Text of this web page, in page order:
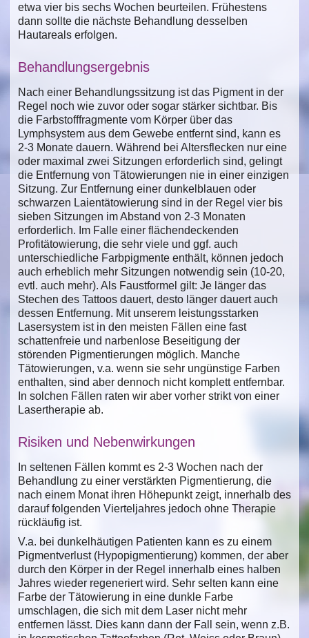
etwa vier bis sechs Wochen beurteilen. Frühestens
dann sollte die nächste Behandlung desselben
Hautareals erfolgen.
Behandlungsergebnis
Nach einer Behandlungssitzung ist das Pigment in der
Regel noch wie zuvor oder sogar stärker sichtbar. Bis
die Farbstofffragmente vom Körper über das
Lymphsystem aus dem Gewebe entfernt sind, kann es
2-3 Monate dauern. Während bei Altersflecken nur eine
oder maximal zwei Sitzungen erforderlich sind, gelingt
die Entfernung von Tätowierungen nie in einer einzigen
Sitzung. Zur Entfernung einer dunkelblauen oder
schwarzen Laientätowierung sind in der Regel vier bis
sieben Sitzungen im Abstand von 2-3 Monaten
erforderlich. Im Falle einer flächendeckenden
Profitätowierung, die sehr viele und ggf. auch
unterschiedliche Farbpigmente enthält, können jedoch
auch erheblich mehr Sitzungen notwendig sein (10-20,
evtl. auch mehr). Als Faustformel gilt: Je länger das
Stechen des Tattoos dauert, desto länger dauert auch
dessen Entfernung. Mit unserem leistungsstarken
Lasersystem ist in den meisten Fällen eine fast
schattenfreie und narbenlose Beseitigung der
störenden Pigmentierungen möglich. Manche
Tätowierungen, v.a. wenn sie sehr ungünstige Farben
enthalten, sind aber dennoch nicht komplett entfernbar.
In solchen Fällen raten wir aber vorher strikt von einer
Lasertherapie ab.
Risiken und Nebenwirkungen
In seltenen Fällen kommt es 2-3 Wochen nach der
Behandlung zu einer verstärkten Pigmentierung, die
nach einem Monat ihren Höhepunkt zeigt, innerhalb des
darauf folgenden Vierteljahres jedoch ohne Therapie
rückläufig ist.
V.a. bei dunkelhäutigen Patienten kann es zu einem
Pigmentverlust (Hypopigmentierung) kommen, der aber
durch den Körper in der Regel innerhalb eines halben
Jahres wieder regeneriert wird. Sehr selten kann eine
Farbe der Tätowierung in eine dunkle Farbe
umschlagen, die sich mit dem Laser nicht mehr
entfernen lässt. Dies kann dann der Fall sein, wenn z.B.